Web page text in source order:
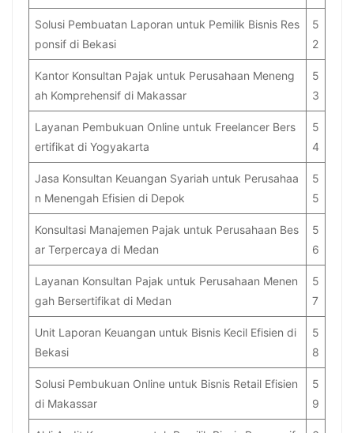
Solusi Pembuatan Laporan untuk Pemilik Bisnis Res
ponsif di Bekasi
5
2
Kantor Konsultan Pajak untuk Perusahaan Meneng
ah Komprehensif di Makassar
5
3
Layanan Pembukuan Online untuk Freelancer Bers
ertifikat di Yogyakarta
5
4
Jasa Konsultan Keuangan Syariah untuk Perusahaa
n Menengah Efisien di Depok
5
5
Konsultasi Manajemen Pajak untuk Perusahaan Bes
ar Terpercaya di Medan
5
6
Layanan Konsultan Pajak untuk Perusahaan Menen
gah Bersertifikat di Medan
5
7
Unit Laporan Keuangan untuk Bisnis Kecil Efisien di
Bekasi
5
8
Solusi Pembukuan Online untuk Bisnis Retail Efisien
di Makassar
5
9